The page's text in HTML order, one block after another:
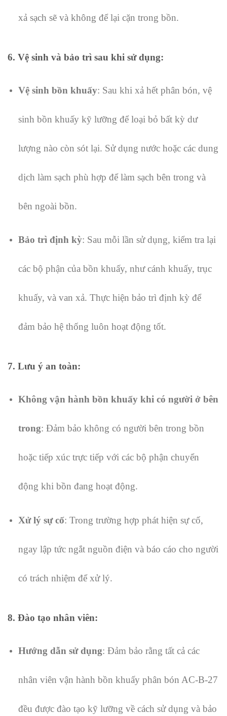
xả sạch sẽ và không để lại cặn trong bồn.
6. Vệ sinh và bảo trì sau khi sử dụng:
Vệ sinh bồn khuấy: Sau khi xả hết phân bón, vệ
sinh bồn khuấy kỹ lưỡng để loại bỏ bất kỳ dư
lượng nào còn sót lại. Sử dụng nước hoặc các dung
dịch làm sạch phù hợp để làm sạch bên trong và
bên ngoài bồn.
Bảo trì định kỳ: Sau mỗi lần sử dụng, kiểm tra lại
các bộ phận của bồn khuấy, như cánh khuấy, trục
khuấy, và van xả. Thực hiện bảo trì định kỳ để
đảm bảo hệ thống luôn hoạt động tốt.
7. Lưu ý an toàn:
Không vận hành bồn khuấy khi có người ở bên
trong: Đảm bảo không có người bên trong bồn
hoặc tiếp xúc trực tiếp với các bộ phận chuyển
động khi bồn đang hoạt động.
Xử lý sự cố: Trong trường hợp phát hiện sự cố,
ngay lập tức ngắt nguồn điện và báo cáo cho người
có trách nhiệm để xử lý.
8. Đào tạo nhân viên:
Hướng dẫn sử dụng: Đảm bảo rằng tất cả các
nhân viên vận hành bồn khuấy phân bón AC-B-27
đều được đào tạo kỹ lưỡng về cách sử dụng và bảo